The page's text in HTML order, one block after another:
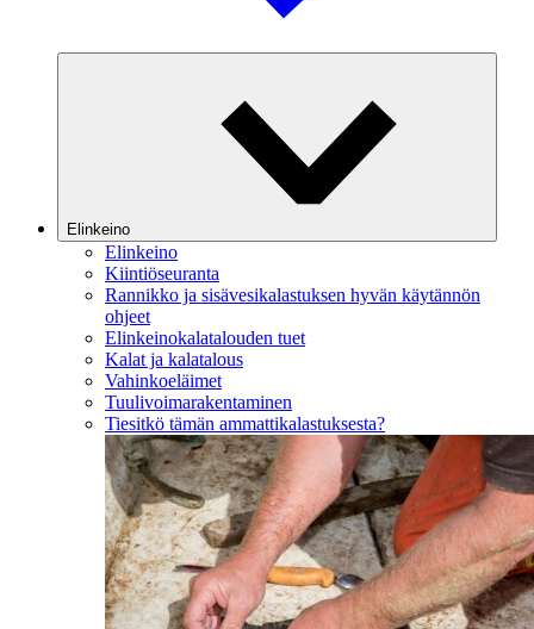
Elinkeino
Elinkeino
Kiintiöseuranta
Rannikko ja sisävesikalastuksen hyvän käytännön
ohjeet
Elinkeinokalatalouden tuet
Kalat ja kalatalous
Vahinkoeläimet
Tuulivoimarakentaminen
Tiesitkö tämän ammattikalastuksesta?